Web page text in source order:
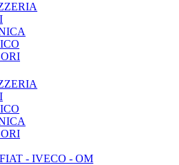
- IVECO - OM